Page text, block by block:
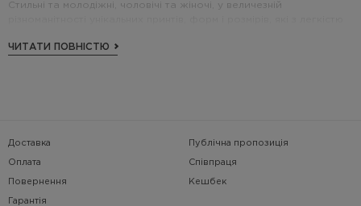
Стильні та молодіжні, чоловічі та жіночі, у величезній
до відправки на складах українського бренду Urban Planet. Одним
виробляємо ми рюкзаки для чоловіків або жінок, максимальний
комфорт і неперевершену практичність гарантуємо кожному
користувачеві аксесуару. Щоб не витрачати ваш час на розмиті
ЧИТАТИ ПОВНІСТЮ
Доставка
Оплата
Повернення
Гарантія
Публічна пропозиція
Співпраця
Кешбек